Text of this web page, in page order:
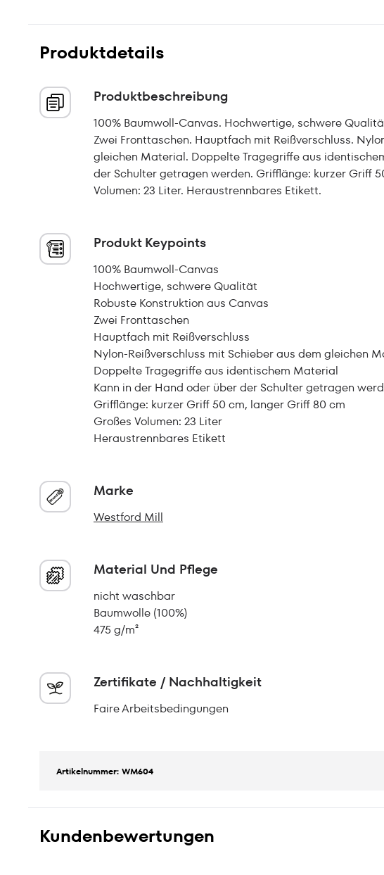
Produktdetails
Produktbeschreibung
100% Baumwoll-Canvas. Hochwertige, schwere
Zwei Fronttaschen. Hauptfach mit Reißverschluss.
gleichen Material. Doppelte Tragegriffe aus
der Schulter getragen werden. Grifflänge: kurzer Griff
Volumen: 23 Liter. Heraustrennbares Etikett.
Produkt Keypoints
100% Baumwoll-Canvas
Hochwertige, schwere Qualität
Robuste Konstruktion aus Canvas
Zwei Fronttaschen
Hauptfach mit Reißverschluss
Nylon-Reißverschluss mit Schieber aus dem gleichen
Doppelte Tragegriffe aus identischem Material
Kann in der Hand oder über der Schulter getragen
Grifflänge: kurzer Griff 50 cm, langer Griff 80 cm
Großes Volumen: 23 Liter
Heraustrennbares Etikett
Marke
Westford Mill
Material Und Pflege
nicht waschbar
Baumwolle (100%)
475 g/m²
Zertifikate / Nachhaltigkeit
Faire Arbeitsbedingungen
Artikelnummer: WM604
Kundenbewertungen